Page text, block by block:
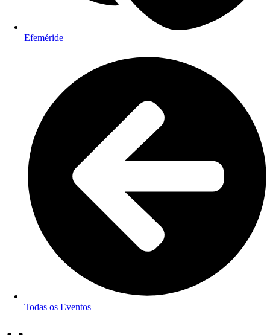
Efeméride
Todas os Eventos